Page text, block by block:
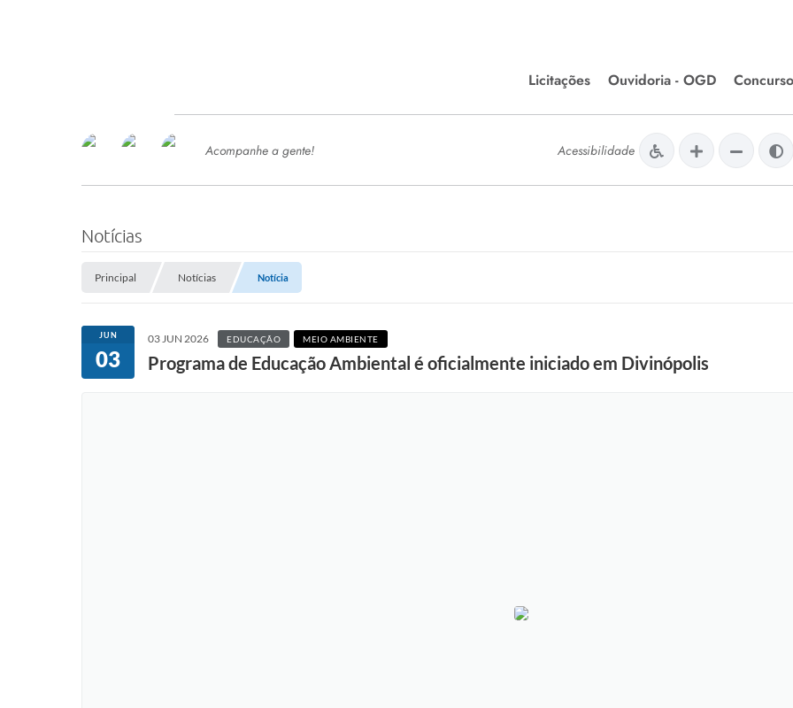
Licitações
Editais de Licitações
Chamamentos Públicos
Ouvidoria - OGD
SERVIÇOS
SEMED
Processo de Contratação -
Concursos e Processos Seletivos
Esporte
Meio Ambiente
Diário Oficial
Acompanhe a gente! Acessibilidade
Notícias
Principal Notícias Notícia
JUN
03
03 JUN 2026 EDUCAÇÃO MEIO AMBIENTE
Programa de Educação Ambiental é oficialmente iniciado em Divinópolis